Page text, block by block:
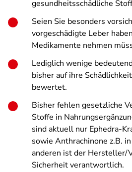
gesundheitsschädliche
Seien Sie besonders
vorgeschädigte Leber
Medikamente nehmen
Lediglich wenige
bisher auf ihre
bewertet.
Bisher fehlen gesetzliche
Stoffe in
sind aktuell nur Ephedra-
sowie Anthrachinone z.B.
anderen ist der Hersteller/
Sicherheit verantwortlich.